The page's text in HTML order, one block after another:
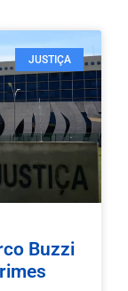
JUSTIÇA
Buzzi